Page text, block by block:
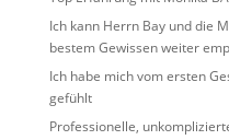
Ich kann Herrn Bay und die
bestem Gewissen weiter
Ich habe mich vom ersten
gefühlt
Professionelle,